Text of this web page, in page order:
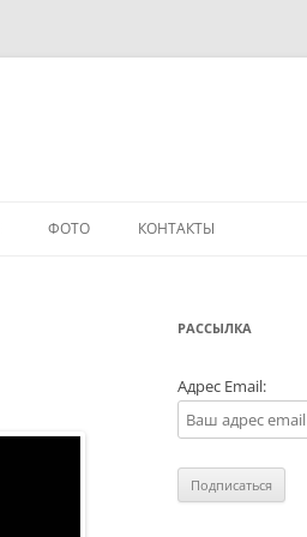
ФОТО КОНТАКТЫ
РАССЫЛКА
Адрес Email: